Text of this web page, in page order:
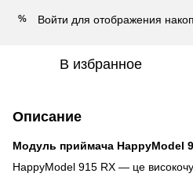
% Войти для отображения
В избранное
Описание
Модуль приймача HappyModel
HappyModel 915 RX — це